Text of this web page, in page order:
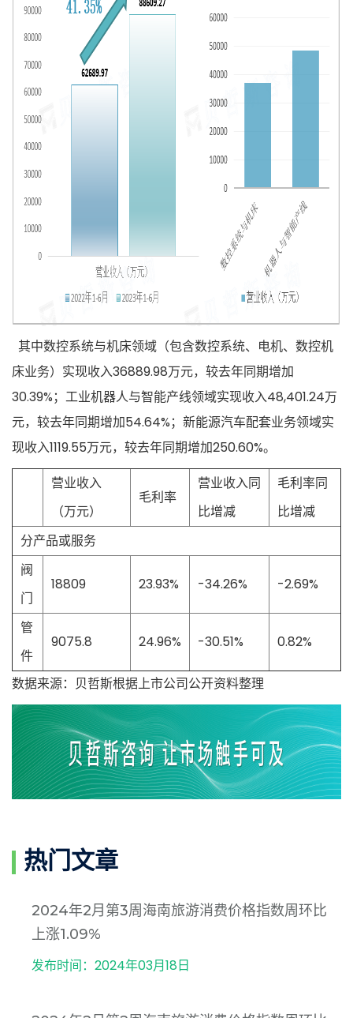
其中数控系统与机床领域（包含数控系统、电机、数控机
床业务）实现收入36889.98万元，较去年同期增加
30.39%；工业机器人与智能产线领域实现收入48,401.24万
元，较去年同期增加54.64%；新能源汽车配套业务领域实
现收入1119.55万元，较去年同期增加250.60%。
营业收入
（万元）
毛利率
营业收入同
比增减
毛利率同
比增减
分产品或服务
阀
门
18809 23.93% -34.26% -2.69%
管
件
9075.8 24.96% -30.51% 0.82%
数据来源：贝哲斯根据上市公司公开资料整理
热门文章
2024年2月第3周海南旅游消费价格指数周环比
上涨1.09%
发布时间：2024年03月18日